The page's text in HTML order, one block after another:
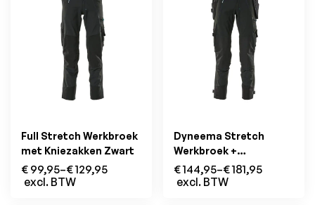
Full Stretch Werkbroek
met Kniezakken Zwart
€ 99,95–€129,95
excl. BTW
Dyneema Stretch
Werkbroek +
Afneembare
Holsterzakken Zwart
€144,95–€181,95
excl. BTW